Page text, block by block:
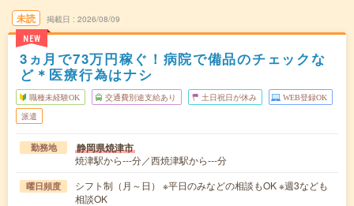
未読
NEW
掲載日 2026/08/09
3ヵ月で73万円稼ぐ！病院で備品のチェックな
ど＊医療行為はナシ
職種未経験OK 交通費別途支給あり 土日祝日が休み WEB登録OK
派遣
勤務地 静岡県焼津市
焼津駅から---分／西焼津駅から---分
曜日頻度
シフト制（月～日） ※平日のみなどの相談もOK ※週3なども
相談OK